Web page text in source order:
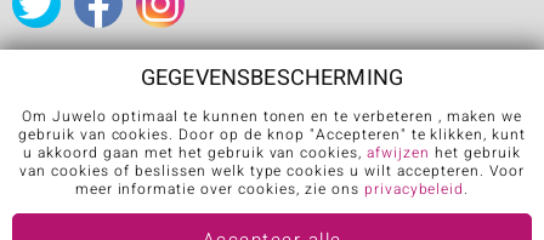
Carrière Algemene verkoopvoorwaarden
Privacybeleid
Cookies
Colofon Contact
Contract herroepen
Further languages:
GEGEVENSBESCHERMING
Om Juwelo optimaal te kunnen tonen en te verbeteren , maken we
gebruik van cookies. Door op de knop "Accepteren" te klikken, kunt
u akkoord gaan met het gebruik van cookies,afwijzen het gebruik
van cookies of beslissen welk type cookies u wilt accepteren. Voor
meer informatie over cookies, zie ons privacybeleid.